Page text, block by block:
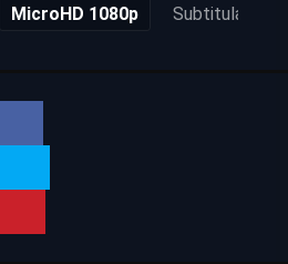
MicroHD 1080p Subtitulada